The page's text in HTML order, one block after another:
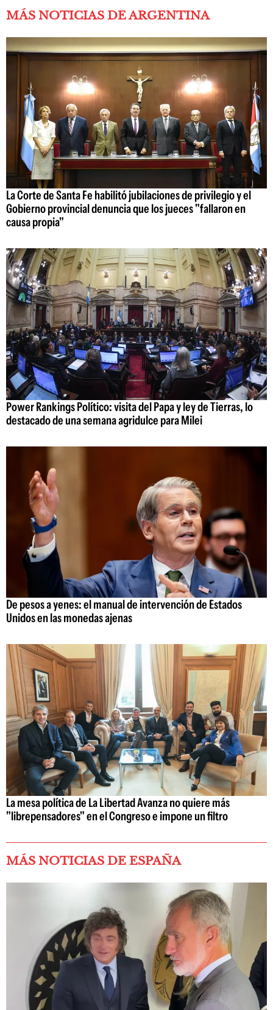
MÁS NOTICIAS DE ARGENTINA
La Corte de Santa Fe habilitó jubilaciones de privilegio y el
Gobierno provincial denuncia que los jueces "fallaron en
causa propia"
Power Rankings Político: visita del Papa y ley de Tierras, lo
destacado de una semana agridulce para Milei
De pesos a yenes: el manual de intervención de Estados
Unidos en las monedas ajenas
La mesa política de La Libertad Avanza no quiere más
"librepensadores" en el Congreso e impone un filtro
MÁS NOTICIAS DE ESPAÑA